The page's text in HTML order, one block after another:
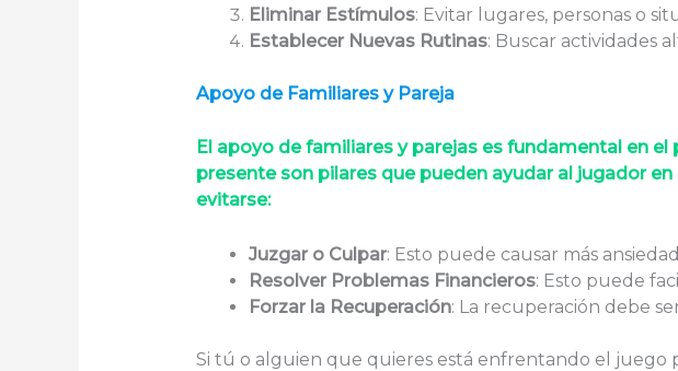
Eliminar Estímulos: Evitar lugares, personas o
Establecer Nuevas Rutinas: Buscar actividades
Apoyo de Familiares y Pareja
El apoyo de familiares y parejas es fundamental en
presente son pilares que pueden ayudar al jugador
evitarse:
Juzgar o Culpar: Esto puede causar más
Resolver Problemas Financieros: Esto puede
Forzar la Recuperación: La recuperación debe
Si tú o alguien que quieres está enfrentando el juego